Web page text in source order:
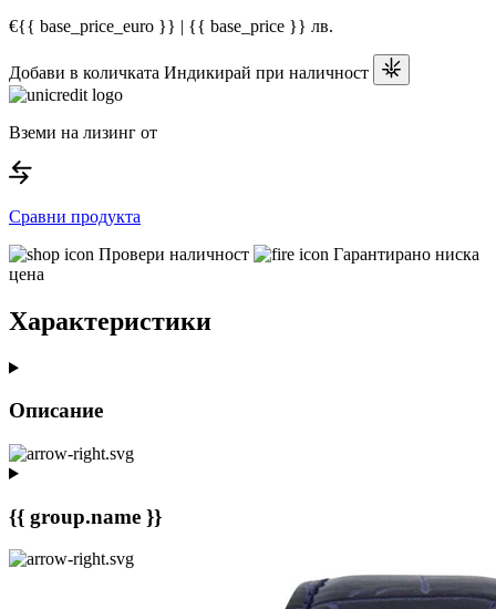
€{{ base_price_euro }} | {{ base_price }} лв.
Добави в количката Индикирай при наличност
Вземи на лизинг от
Сравни продукта
Провери наличност
Гарантирано ниска
цена
Характеристики
Описание
{{ group.name }}